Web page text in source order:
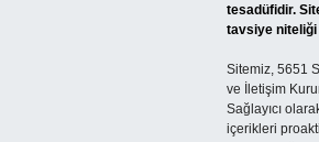
tesadüfidir.
tavsiye niteliği
Sitemiz, 5651
ve İletişim
Sağlayıcı
içerikleri